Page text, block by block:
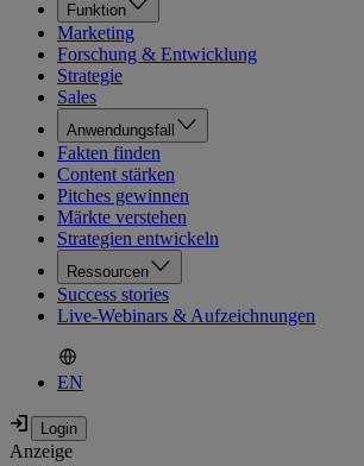
Funktion
Marketing
Forschung & Entwicklung
Strategie
Sales
Anwendungsfall
Fakten finden
Content stärken
Pitches gewinnen
Märkte verstehen
Strategien entwickeln
Ressourcen
Success stories
Live-Webinars & Aufzeichnungen
EN
Anzeige